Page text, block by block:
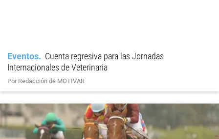
Eventos
Cuenta regresiva para las Jornadas
Internacionales de Veterinaria
Por Redacción de MOTIVAR